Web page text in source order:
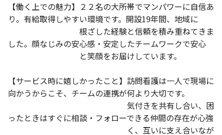
【働く上での魅力】２２名の大所帯でマンパワーに自信あ
り。有給取得しやすい環境です。開設19年間、地域に
根ざした経験と信頼を積み重ねてきま
した。顔なじみの安心感・安定したチームワークで安心
と笑顔をお届けしています。
【サービス時に嬉しかったこと】訪問看護は一人で現場に
向かうからこそ、チームの連携が何より大切です。
気付きを共有し合い、困
ったときはすぐに相談・フォローできる仲間の存在が心強
く、互いに支え合いなが